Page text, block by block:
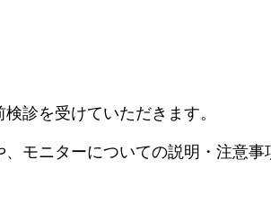
診を受けていただきます。
モニターについての説明・注意事